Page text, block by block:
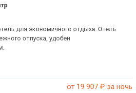
для экономичного отдыха. Отель
отпуска, удобен
от 19 907 ₽ за ночь